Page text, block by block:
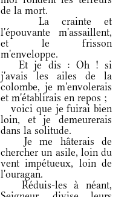
de la mort.
La crainte et
l'épouvante m'assaillent,
et le frisson
m'enveloppe.
Et je dis : Oh ! si
j'avais les ailes de la
colombe, je m'envolerais
et m'établirais en repos ;
voici que je fuirai bien
loin, et je demeurerais
dans la solitude.
Je me hâterais de
chercher un asile, loin du
vent impétueux, loin de
l'ouragan.
Réduis-les à néant,